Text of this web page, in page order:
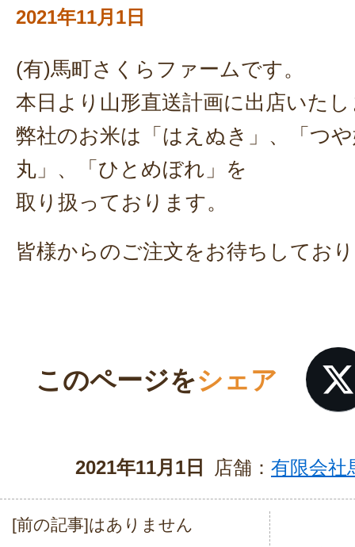
2021年11月1日
(有)馬町さくらファームです。
本日より山形直送計画に出店いた
弊社のお米は「はえぬき」、「つ
丸」、「ひとめぼれ」を
取り扱っております。
皆様からのご注文をお待ちしてお
このページをシェア
2021年11月1日 店舗： 有限会社
投
[前の記事]はありません